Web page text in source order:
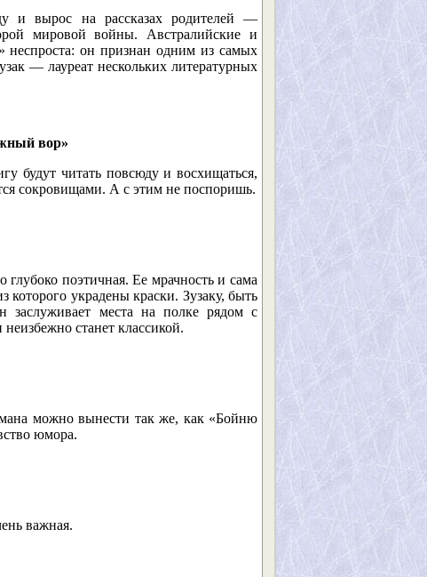
и вырос на рассказах родителей —
мировой войны. Австралийские и
неспроста: он признан одним из самых
— лауреат нескольких литературных
вор»
будут читать повсюду и восхищаться,
сокровищами. А с этим не поспоришь.
поэтичная. Ее мрачность и сама
которого украдены краски. Зузаку, быть
места на полке рядом с
станет классикой.
можно вынести так же, как «Бойню
юмора.
важная.